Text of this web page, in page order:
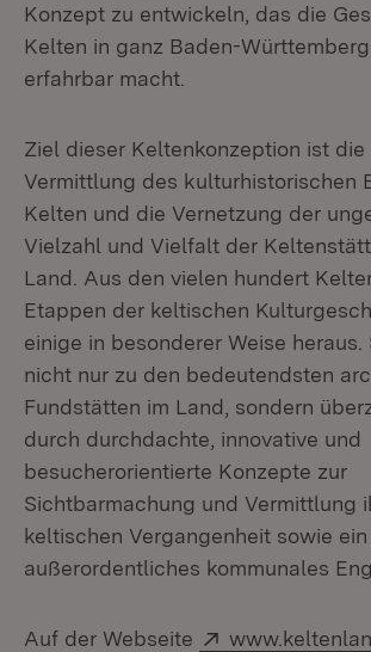
Konzept zu entwickeln, das die
Kelten in ganz Baden-
erfahrbar macht.
Ziel dieser Keltenkonzeption ist
Vermittlung des kulturhistorischen
Kelten und die Vernetzung der
Vielzahl und Vielfalt der
Land. Aus den vielen hundert
Etappen der keltischen
einige in besonderer Weise heraus.
nicht nur zu den bedeutendsten
Fundstätten im Land, sondern
durch durchdachte, innovative und
besucherorientierte Konzepte zur
Sichtbarmachung und Vermittlung
keltischen Vergangenheit sowie ein
außerordentliches kommunales
Auf der Webseite Extern: